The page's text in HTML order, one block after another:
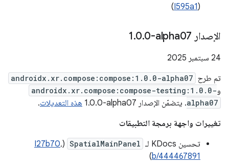
(
I595a1
)
الإصدار ‎1 .0.0-alpha07
‫24 سبتمبر 2025
تم طرح androidx.xr.compose:compose:1.0.0-alpha07
وandroidx.xr.compose:compose-testing:1.0.0-
alpha07. يتضمّن الإصدار ‎1.0.0-alpha07 هذه التعديلات.
تغييرات واجهة برمجة التطبيقات
تحسين KDocs لـ
SpatialMainPanel
(
I27b70،
b/444467891
)